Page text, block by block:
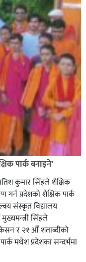
जनमत नेताद्वय
पार्क बनाइने’
कुमार सिँहले शैक्षिक
प्रदेशको शैक्षिक पार्क
संस्कृत विद्यालय
सिँहले
र २१ औँ शताब्दीको
मधेश प्रदेशका सन्दर्भमा